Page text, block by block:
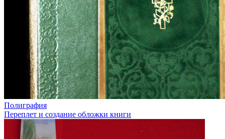
Полиграфия
Переплет и создание обложки книги